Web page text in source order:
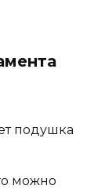
подушка
можно